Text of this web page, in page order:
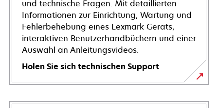
und technische Fragen. Mit detaillierten
Informationen zur Einrichtung, Wartung und
Fehlerbehebung eines Lexmark Geräts,
interaktiven Benutzerhandbüchern und einer
Auswahl an Anleitungsvideos.
Holen Sie sich technischen Support
wird
in